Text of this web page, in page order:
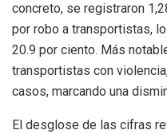
concreto, se registraron
por robo a transportistas,
20.9 por ciento. Más
transportistas con
casos, marcando una
El desglose de las cifras